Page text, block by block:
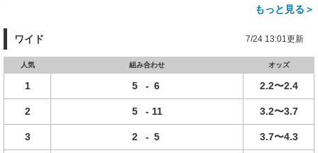
もっと見る＞
ワイド 7/24 13:01更新
人気 組み合わせ オッズ
1 5 - 6 2.2〜2.4
2 5 - 11 3.2〜3.7
3 2 - 5 3.7〜4.3